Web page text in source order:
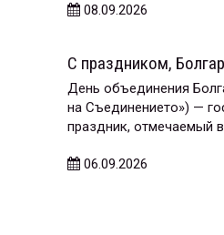
08.09.2026
С праздником,
День объединения
на Съединението») —
праздник, отмечаемый в
06.09.2026